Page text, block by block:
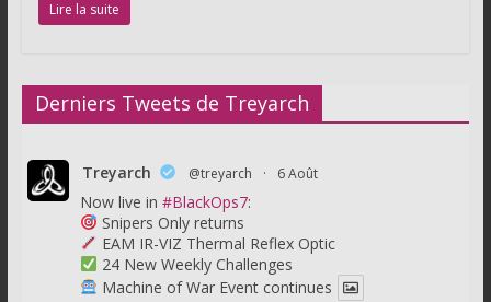
Lire la suite
Derniers Tweets de Treyarch
Treyarch @treyarch · 6 Août
Now live in #BlackOps7:
Snipers Only returns
EAM IR-VIZ Thermal Reflex Optic
24 New Weekly Challenges
Machine of War Event continues